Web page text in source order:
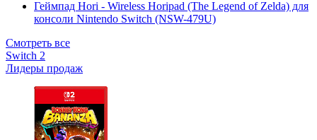
Геймпад Hori - Wireless Horipad (The Legend of Zelda) для
консоли Nintendo Switch (NSW-479U)
Смотреть все
Switch 2
Лидеры продаж